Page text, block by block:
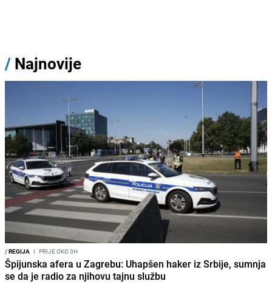
/ Najnovije
/REGIJA I PRIJE OKO 3H
Špijunska afera u Zagrebu: Uhapšen haker iz Srbije, sumnja
se da je radio za njihovu tajnu službu